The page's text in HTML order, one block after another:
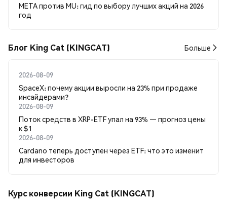
META против MU: гид по выбору лучших акций на 2026
год
Блог King Cat (KINGCAT) Больше
2026-08-09
SpaceX: почему акции выросли на 23% при продаже
инсайдерами?
2026-08-09
Поток средств в XRP-ETF упал на 93% — прогноз цены
к $1
2026-08-09
Cardano теперь доступен через ETF: что это изменит
для инвесторов
Курс конверсии King Cat (KINGCAT)